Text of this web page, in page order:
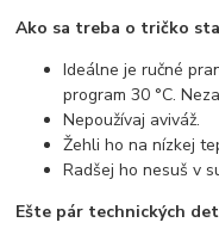
Ako sa treba o tričko
Ideálne je ručné
program 30 °C.
Nepoužívaj aviváž.
Žehli ho na nízkej
Radšej ho nesuš v
Ešte pár technických